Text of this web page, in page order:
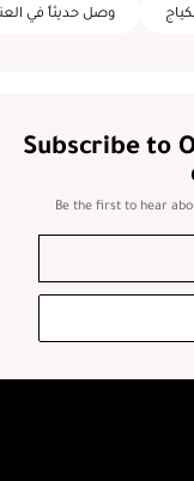
وصل حديثاً في
Subscribe to
Be the first to hear